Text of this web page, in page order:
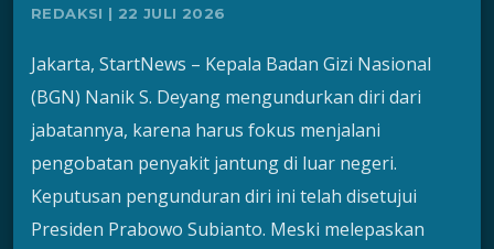
REDAKSI | 22 JULI 2026
Jakarta, StartNews – Kepala Badan Gizi Nasional
(BGN) Nanik S. Deyang mengundurkan diri dari
jabatannya, karena harus fokus menjalani
pengobatan penyakit jantung di luar negeri.
Keputusan pengunduran diri ini telah disetujui
Presiden Prabowo Subianto. Meski melepaskan